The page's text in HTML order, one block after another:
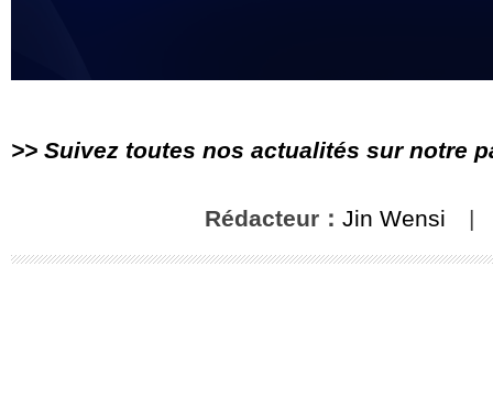
>> Suivez toutes nos actualités sur notre
Rédacteur： Jin Wensi